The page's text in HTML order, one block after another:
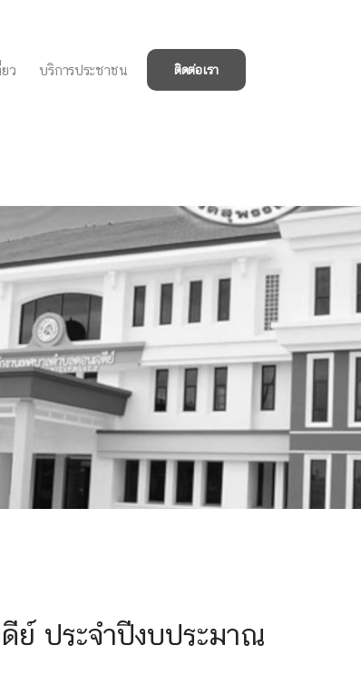
ว บริการประชาชน ติดต่อเรา
บลดอนเจดีย์
ย์ ประจำปีงบประมาณ